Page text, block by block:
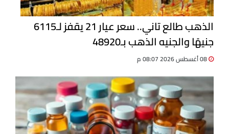
الذهب طالع تاني.. سعر عيار 21 يقفز لـ6115
جنيهًا والجنيه الذهب بـ48920